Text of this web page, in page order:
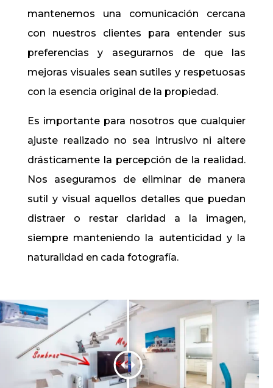
mantenemos una comunicación cercana
con nuestros clientes para entender sus
preferencias y asegurarnos de que las
mejoras visuales sean sutiles y respetuosas
con la esencia original de la propiedad.
Es importante para nosotros que cualquier
ajuste realizado no sea intrusivo ni altere
drásticamente la percepción de la realidad.
Nos aseguramos de eliminar de manera
sutil y visual aquellos detalles que puedan
distraer o restar claridad a la imagen,
siempre manteniendo la autenticidad y la
naturalidad en cada fotografía.